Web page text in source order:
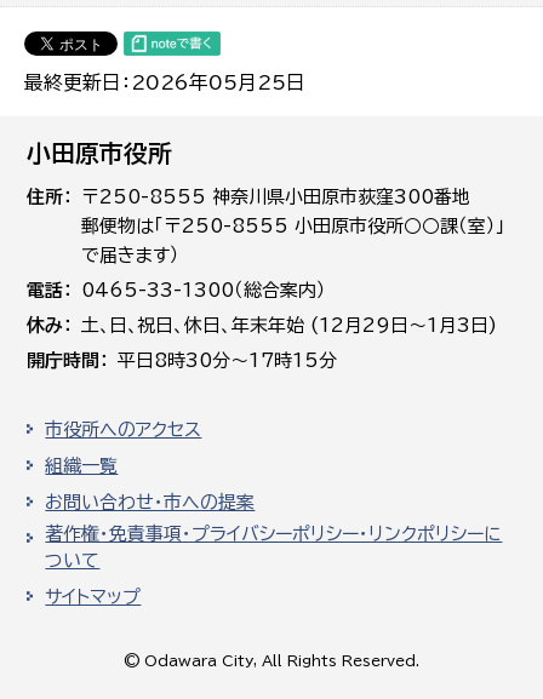
最終更新日：2026年05月25日
小田原市役所
住所
〒250-8555 神奈川県小田原市荻窪300番地
郵便物は「〒250-8555 小田原市役所○○課（室）」
で届きます）
電話
0465-33-1300（総合案内）
休み
土､日､祝日、休日、年末年始 (12月29日～1月3日)
開庁時間
平日8時30分～17時15分
市役所へのアクセス
組織一覧
お問い合わせ・市への提案
著作権・免責事項・プライバシーポリシー・リンクポリシーに
ついて
サイトマップ
© Odawara City, All Rights Reserved.